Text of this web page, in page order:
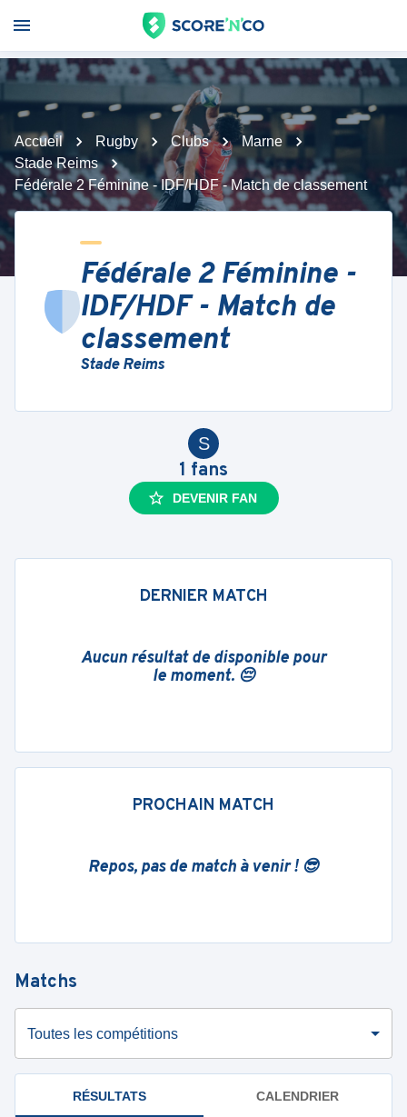
Accueil Rugby Clubs
Marne
Stade Reims
Fédérale 2 Féminine - IDF/HDF - Match de classement
Fédérale 2 Féminine -
IDF/HDF - Match de
classement
Stade Reims
S
1 fans
DEVENIR FAN
DERNIER MATCH
Aucun résultat de disponible pour
le moment. 😔
PROCHAIN MATCH
Repos, pas de match à venir ! 😎
Matchs
Toutes les compétitions
RÉSULTATS CALENDRIER